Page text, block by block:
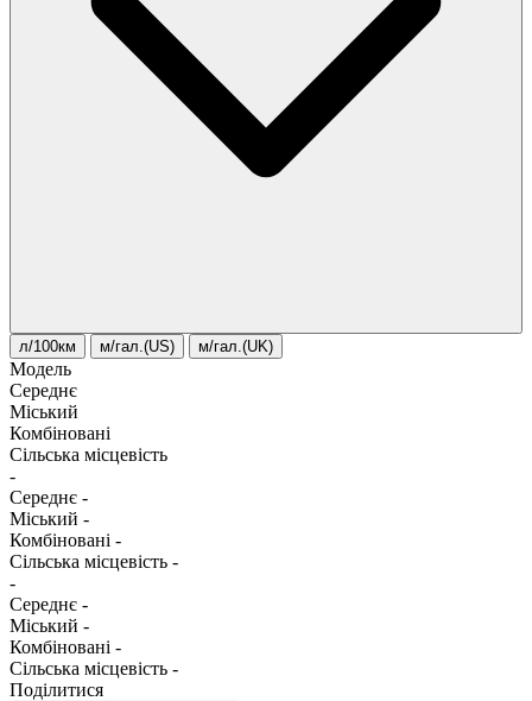
л/100км м/гал.(US) м/гал.(UK)
Модель
Середнє
Міський
Комбіновані
Сільська місцевість
-
Середнє -
Міський -
Комбіновані -
Сільська місцевість -
-
Середнє -
Міський -
Комбіновані -
Сільська місцевість -
Поділитися